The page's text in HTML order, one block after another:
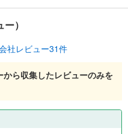
）
社レビュー31件
ら収集したレビューのみを